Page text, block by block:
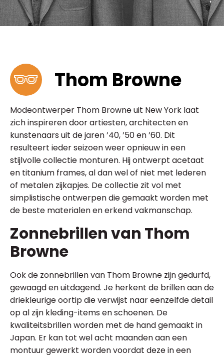
Thom Browne
Modeontwerper Thom Browne uit New York laat
zich inspireren door artiesten, architecten en
kunstenaars uit de jaren ’40, ’50 en ’60. Dit
resulteert ieder seizoen weer opnieuw in een
stijlvolle collectie monturen. Hij ontwerpt acetaat
en titanium frames, al dan wel of niet met lederen
of metalen zijkapjes. De collectie zit vol met
simplistische ontwerpen die gemaakt worden met
de beste materialen en erkend vakmanschap.
Zonnebrillen van Thom
Browne
Ook de zonnebrillen van Thom Browne zijn gedurfd,
gewaagd en uitdagend. Je herkent de brillen aan de
driekleurige oortip die verwijst naar eenzelfde detail
op al zijn kleding-items en schoenen. De
kwaliteitsbrillen worden met de hand gemaakt in
Japan. Er kan tot wel acht maanden aan een
montuur gewerkt worden voordat deze in een